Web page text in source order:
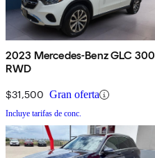
2023 Mercedes-Benz GLC 300
RWD
$31,500 Gran oferta
Incluye tarifas de conc.